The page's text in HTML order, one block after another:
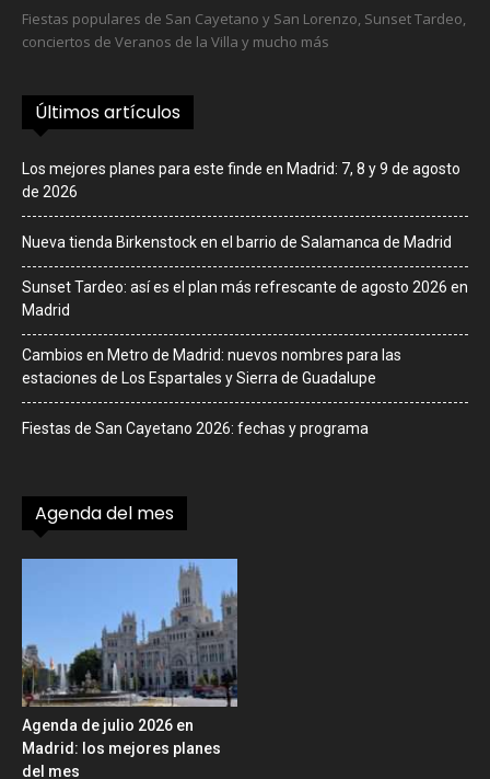
Fiestas populares de San Cayetano y San Lorenzo, Sunset Tardeo,
conciertos de Veranos de la Villa y mucho más
Últimos artículos
Los mejores planes para este finde en Madrid: 7, 8 y 9 de agosto
de 2026
Nueva tienda Birkenstock en el barrio de Salamanca de Madrid
Sunset Tardeo: así es el plan más refrescante de agosto 2026 en
Madrid
Cambios en Metro de Madrid: nuevos nombres para las
estaciones de Los Espartales y Sierra de Guadalupe
Fiestas de San Cayetano 2026: fechas y programa
Agenda del mes
Agenda de julio 2026 en
Madrid: los mejores planes
del mes